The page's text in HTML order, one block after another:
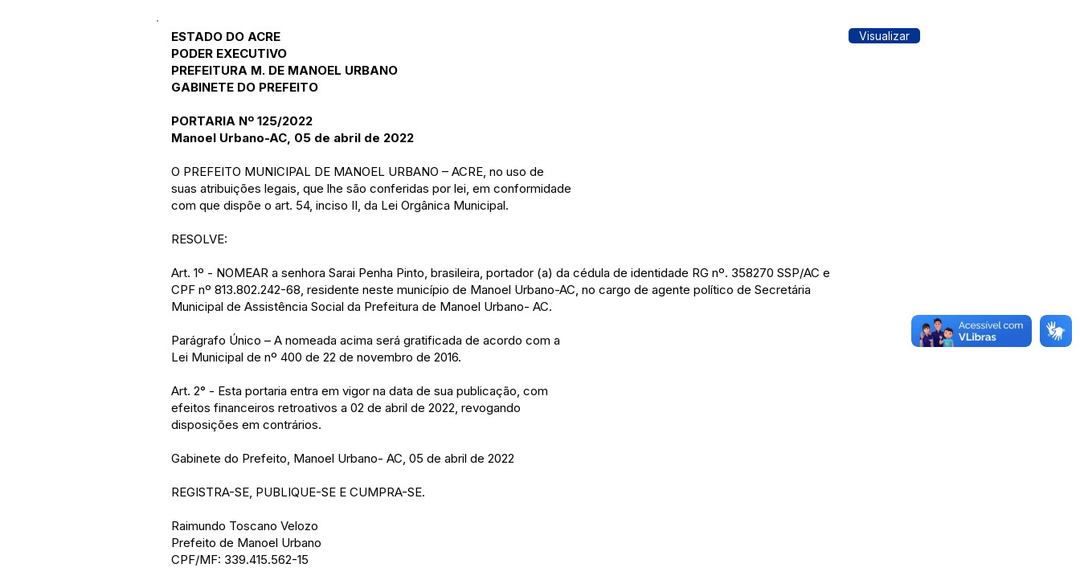
ESTADO DO ACRE
PODER EXECUTIVO
PREFEITURA M. DE MANOEL URBANO
GABINETE DO PREFEITO
PORTARIA Nº 125/2022
Manoel Urbano-AC, 05 de abril de 2022
O PREFEITO MUNICIPAL DE MANOEL URBANO – ACRE, no uso de
suas atribuições legais, que lhe são conferidas por lei, em conformidade
com que dispõe o art. 54, inciso II, da Lei Orgânica Municipal.
RESOLVE:
Art. 1º - NOMEAR a senhora Sarai Penha Pinto, brasileira, portador (a) da cédula de identidade RG nº. 358270 SSP/AC e
CPF nº 813.802.242-68, residente neste município de Manoel Urbano-AC, no cargo de agente político de Secretária
Municipal de Assistência Social da Prefeitura de Manoel Urbano- AC.
Parágrafo Único – A nomeada acima será gratificada de acordo com a
Lei Municipal de nº 400 de 22 de novembro de 2016.
Art. 2° - Esta portaria entra em vigor na data de sua publicação, com
efeitos financeiros retroativos a 02 de abril de 2022, revogando
disposições em contrários.
Gabinete do Prefeito, Manoel Urbano- AC, 05 de abril de 2022
REGISTRA-SE, PUBLIQUE-SE E CUMPRA-SE.
Raimundo Toscano Velozo
Prefeito de Manoel Urbano
CPF/MF: 339.415.562-15
Visualizar